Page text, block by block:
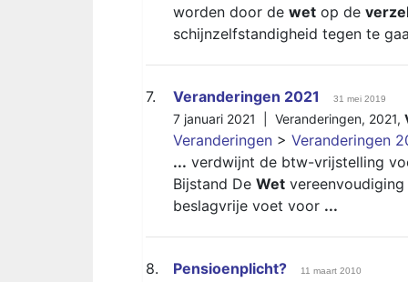
worden door de wet op de
schijnzelfstandigheid tegen te
7. Veranderingen 2021 31 mei 2019
7 januari 2021 | Veranderingen, 2021,
Veranderingen > Veranderingen
... verdwijnt de btw-vrijstelling
Bijstand De Wet
beslagvrije voet voor ...
8. Pensioenplicht? 11 maart 2010